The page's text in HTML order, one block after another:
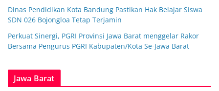
Dinas Pendidikan Kota Bandung Pastikan Hak Belajar Siswa
SDN 026 Bojongloa Tetap Terjamin
Perkuat Sinergi, PGRI Provinsi Jawa Barat menggelar Rakor
Bersama Pengurus PGRI Kabupaten/Kota Se-Jawa Barat
Jawa Barat